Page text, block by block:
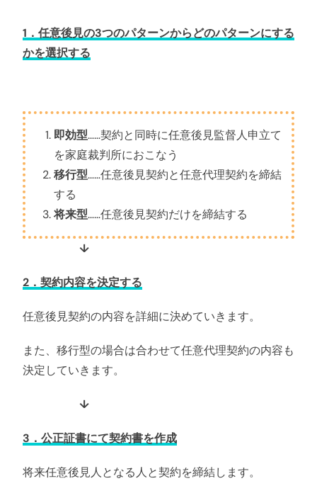
1．任意後見の3つのパターンからどのパターンにする
かを選択する
即効型……契約と同時に任意後見監督人申立て
を家庭裁判所におこなう
移行型……任意後見契約と任意代理契約を締結
する
将来型……任意後見契約だけを締結する
↓
2．契約内容を決定する
任意後見契約の内容を詳細に決めていきます。
また、移行型の場合は合わせて任意代理契約の内容も
決定していきます。
↓
3．公正証書にて契約書を作成
将来任意後見人となる人と契約を締結します。